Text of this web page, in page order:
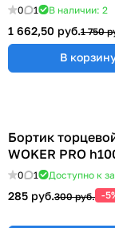
0 1 В наличии: 2
1 662,50 руб.1 750
В
Бортик
WOKER PRO
0 1 Доступно к
285 руб.300 руб. -